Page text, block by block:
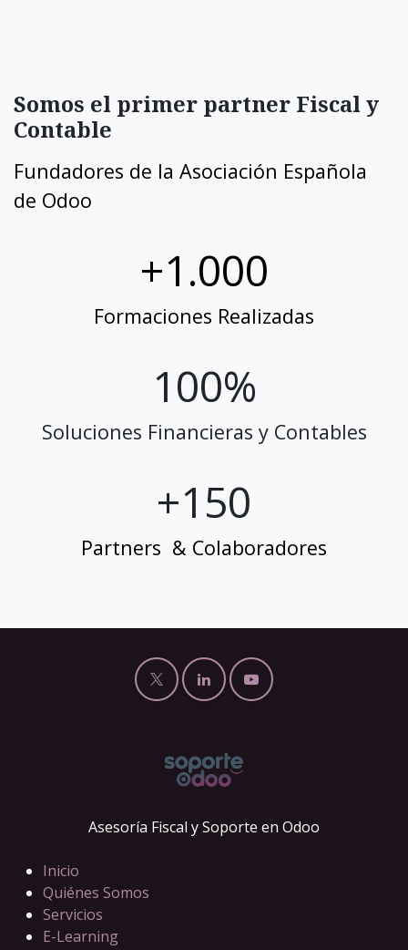
Somos el primer partner Fiscal y
Contable
Fundadores de la Asociación Española
de Odoo
+1.000
Formaciones Realizadas
100%
Soluciones Financieras y Contables
+150
Partners & Colaboradores
Inicio
Quiénes Somos
Servicios
E-Learning
Asesoría Fiscal y Soporte en Odoo